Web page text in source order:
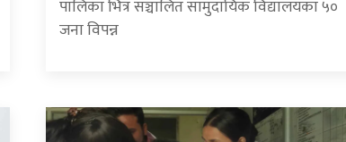
पालिका भित्र सञ्चालित सामुदायिक विद्यालयका ५०
जना विपन्न